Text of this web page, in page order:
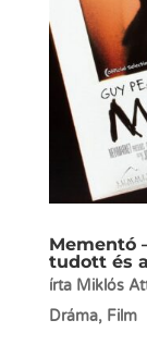
Mementó
tudott és
írta Miklós
Dráma, Film